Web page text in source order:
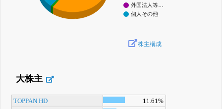
外国法人等…
個人その他
株主構成
大株主
TOPPAN HD
11.61%